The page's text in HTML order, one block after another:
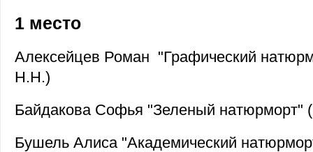
1 место
Алексейцев Роман "Графический
Н.Н.)
Байдакова Софья "Зеленый натюрморт"
Бушель Алиса "Академический